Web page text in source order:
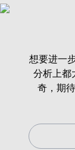
想要进一
分析上都
奇，期